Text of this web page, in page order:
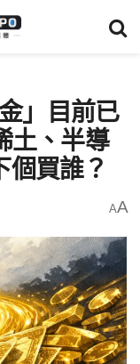
」目前已
土、半導
買誰？
AA